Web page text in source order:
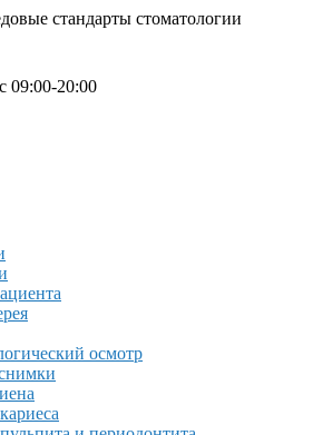
стандарты стоматологии
09:00-20:00
осмотр